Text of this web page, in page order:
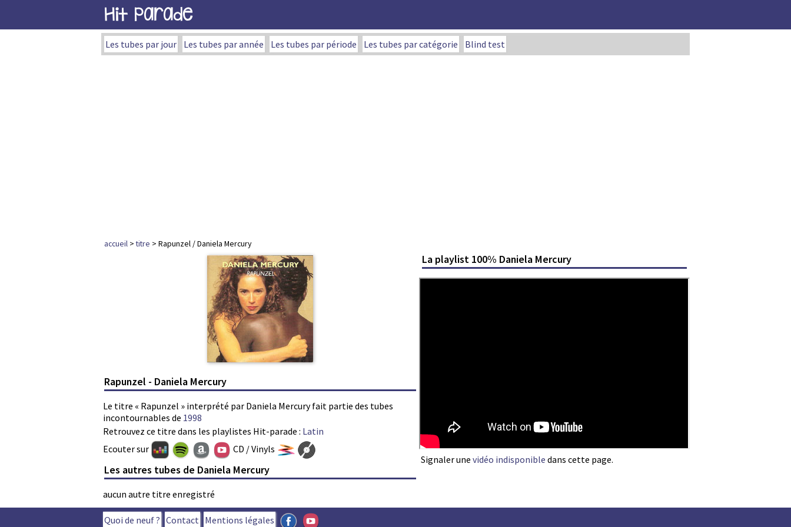
Hit Parade
Les tubes par jour Les tubes par année Les tubes par période Les tubes par catégorie Blind test
accueil >titre > Rapunzel / Daniela Mercury
Rapunzel - Daniela Mercury
Le titre « Rapunzel » interprété par Daniela Mercury fait partie des tubes
incontournables de 1998
Retrouvez ce titre dans les playlistes Hit-parade : Latin
La playlist 100% Daniela Mercury
Signaler une vidéo indisponible dans cette page.
Ecouter sur CD / Vinyls
Les autres tubes de Daniela Mercury
aucun autre titre enregistré
Quoi de neuf ? Contact Mentions légales